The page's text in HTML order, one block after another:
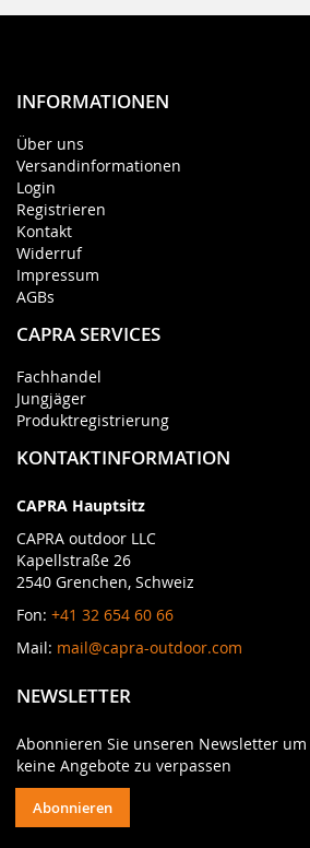
INFORMATIONEN
Über uns
Versandinformationen
Login
Registrieren
Kontakt
Widerruf
Impressum
AGBs
CAPRA SERVICES
Fachhandel
Jungjäger
Produktregistrierung
KONTAKTINFORMATION
CAPRA Hauptsitz
CAPRA outdoor LLC
Kapellstraße 26
2540 Grenchen, Schweiz
Fon: +41 32 654 60 66
Mail: mail@capra-outdoor.com
NEWSLETTER
Abonnieren Sie unseren Newsletter um
keine Angebote zu verpassen
Abonnieren